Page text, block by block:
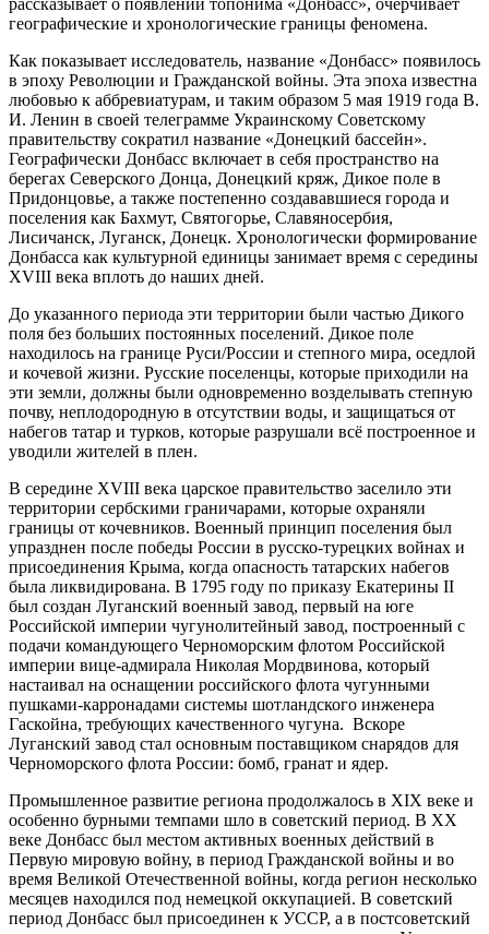
рассказывает о появлении топонима «Донбасс», очерчивает
географические и хронологические границы феномена.
Как показывает исследователь, название «Донбасс» появилось
в эпоху Революции и Гражданской войны. Эта эпоха известна
любовью к аббревиатурам, и таким образом 5 мая 1919 года В.
И. Ленин в своей телеграмме Украинскому Советскому
правительству сократил название «Донецкий бассейн».
Географически Донбасс включает в себя пространство на
берегах Северского Донца, Донецкий кряж, Дикое поле в
Придонцовье, а также постепенно создававшиеся города и
поселения как Бахмут, Святогорье, Славяносербия,
Лисичанск, Луганск, Донецк. Хронологически формирование
Донбасса как культурной единицы занимает время с середины
XVIII века вплоть до наших дней.
До указанного периода эти территории были частью Дикого
поля без больших постоянных поселений. Дикое поле
находилось на границе Руси/России и степного мира, оседлой
и кочевой жизни. Русские поселенцы, которые приходили на
эти земли, должны были одновременно возделывать степную
почву, неплодородную в отсутствии воды, и защищаться от
набегов татар и турков, которые разрушали всё построенное и
уводили жителей в плен.
В середине XVIII века царское правительство заселило эти
территории сербскими граничарами, которые охраняли
границы от кочевников. Военный принцип поселения был
упразднен после победы России в русско-турецких войнах и
присоединения Крыма, когда опасность татарских набегов
была ликвидирована. В 1795 году по приказу Екатерины II
был создан Луганский военный завод, первый на юге
Российской империи чугунолитейный завод, построенный с
подачи командующего Черноморским флотом Российской
империи вице-адмирала Николая Мордвинова, который
настаивал на оснащении российского флота чугунными
пушками-карронадами системы шотландского инженера
Гаскойна, требующих качественного чугуна. Вскоре
Луганский завод стал основным поставщиком снарядов для
Черноморского флота России: бомб, гранат и ядер.
Промышленное развитие региона продолжалось в XIX веке и
особенно бурными темпами шло в советский период. В ХХ
веке Донбасс был местом активных военных действий в
Первую мировую войну, в период Гражданской войны и во
время Великой Отечественной войны, когда регион несколько
месяцев находился под немецкой оккупацией. В советский
период Донбасс был присоединен к УССР, а в постсоветский